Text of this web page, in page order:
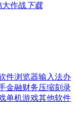
大作战下载
件浏览器输入法办
金融财务压缩刻录
单机游戏其他软件